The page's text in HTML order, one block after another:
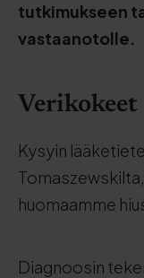
tutkimukseen
vastaanotolle.
Verikokeet
Kysyin
huomaamme
Diagnoosin